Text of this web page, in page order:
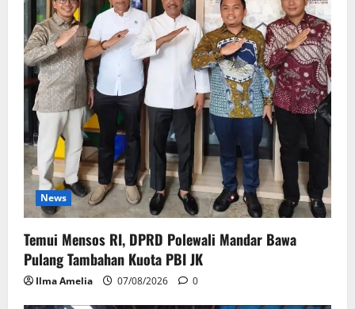
News
Temui Mensos RI, DPRD Polewali Mandar Bawa
Pulang Tambahan Kuota PBI JK
Ilma Amelia 07/08/2026 0